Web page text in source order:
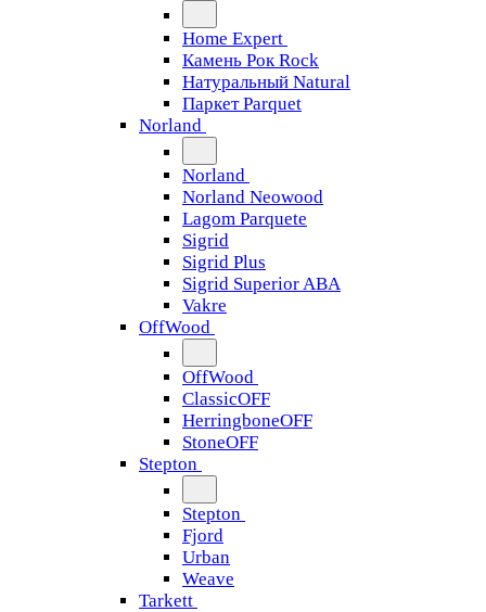
Home Expert
Камень Рок Rock
Натуральный Natural
Паркет Parquet
Norland
Norland
Norland Neowood
Lagom Parquete
Sigrid
Sigrid Plus
Sigrid Superior ABA
Vakre
OffWood
OffWood
ClassicOFF
HerringboneOFF
StoneOFF
Stepton
Stepton
Fjord
Urban
Weave
Tarkett